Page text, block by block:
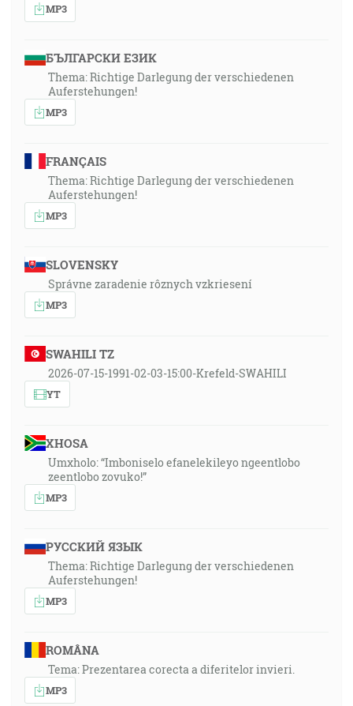
MP3
БЪЛГАРСКИ ЕЗИК
Thema: Richtige Darlegung der verschiedenen
Auferstehungen!
MP3
FRANÇAIS
Thema: Richtige Darlegung der verschiedenen
Auferstehungen!
MP3
SLOVENSKY
Správne zaradenie rôznych vzkriesení
MP3
SWAHILI TZ
2026-07-15-1991-02-03-15:00-Krefeld-SWAHILI
YT
XHOSA
Umxholo: “Imboniselo efanelekileyo ngeentlobo
zeentlobo zovuko!”
MP3
РУССКИЙ ЯЗЫК
Thema: Richtige Darlegung der verschiedenen
Auferstehungen!
MP3
ROMÂNA
Tema: Prezentarea corecta a diferitelor invieri.
MP3